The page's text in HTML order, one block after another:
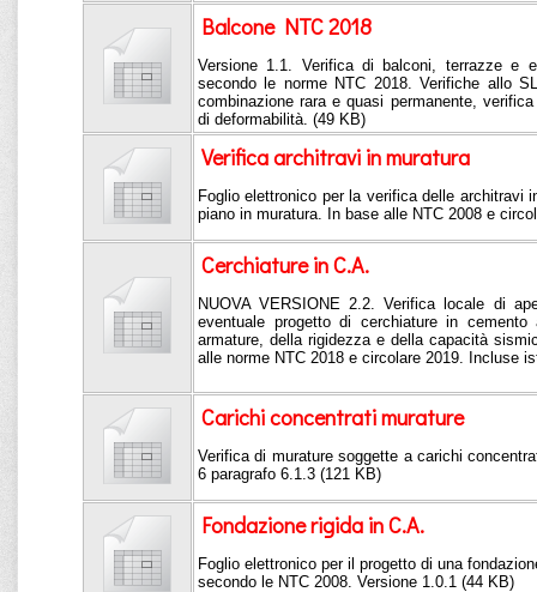
Balcone NTC 2018
Versione 1.1. Verifica di balconi, terrazze e
secondo le norme NTC 2018. Verifiche allo
combinazione rara e quasi permanente,
di deformabilità. (49 KB)
Verifica architravi in muratura
Foglio elettronico per la verifica delle architravi
piano in muratura. In base alle NTC 2008 e
Cerchiature in C.A.
NUOVA VERSIONE 2.2. Verifica locale di
eventuale progetto di cerchiature in
armature, della rigidezza e della capacità
alle norme NTC 2018 e circolare 2019. Incluse
Carichi concentrati murature
Verifica di murature soggette a carichi
6 paragrafo 6.1.3 (121 KB)
Fondazione rigida in C.A.
Foglio elettronico per il progetto di una
secondo le NTC 2008. Versione 1.0.1 (44 KB)